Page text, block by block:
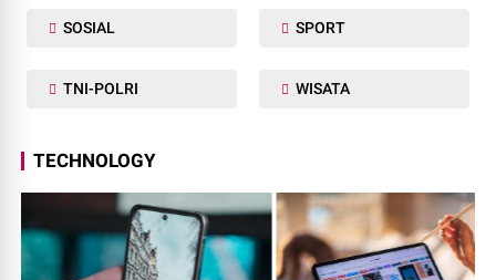
SOSIAL SPORT
TNI-POLRI WISATA
TECHNOLOGY